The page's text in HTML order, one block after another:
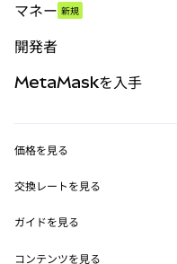
パーペチュアル
RWA
マネー 新規
開発者
MetaMask Connect
Snaps
Web3サービス
MetaMaskを入手
セキュリティ
価格を見る
イーサリアムの価格
Solanaの価格
交換レートを見る
ETH→USD
USDT→INR
ガイドを見る
コンテンツを見る